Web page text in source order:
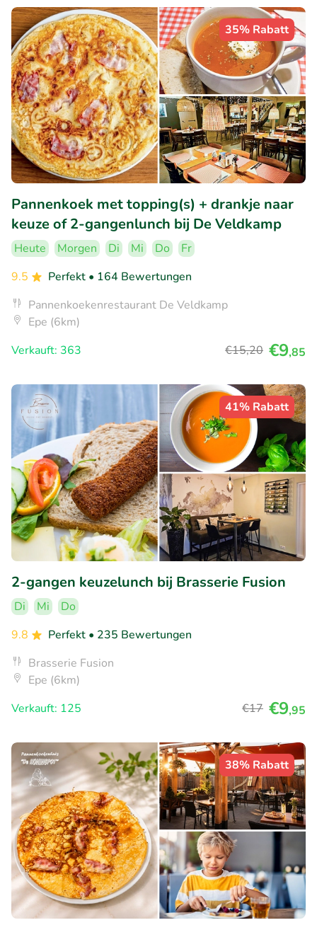
35% Rabatt
Pannenkoek met topping(s) + drankje naar
keuze of 2-gangenlunch bij De Veldkamp
Heute Morgen Di Mi Do
Fr
9.5
Perfekt • 164 Bewertungen
Pannenkoekenrestaurant De Veldkamp
Epe (6km)
Verkauft: 363
€15,20 €9,85
41% Rabatt
2-gangen keuzelunch bij Brasserie Fusion
Di Mi
Do
9.8
Perfekt • 235 Bewertungen
Brasserie Fusion
Epe (6km)
Verkauft: 125
€17 €9,95
38% Rabatt